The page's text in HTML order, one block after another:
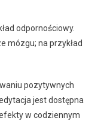
odpornościowy.
mózgu; na przykład
pozytywnych
jest dostępna
w codziennym